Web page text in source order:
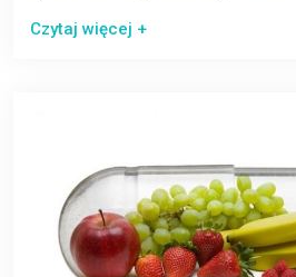
Czytaj więcej +